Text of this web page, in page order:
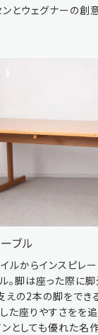
とウェグナーの創
ブル
ルからインスピレ
。脚は座った際に
えの2本の脚をで
た座りやすさをを
としても優れた名作